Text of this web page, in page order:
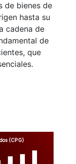
de bienes de
hasta su
cadena de
de
que
(CPG)